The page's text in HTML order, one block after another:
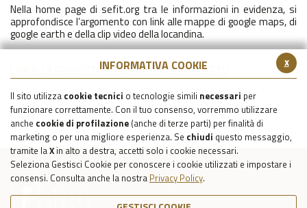
x
INFORMATIVA COOKIE
Il sito utilizza cookie tecnici o tecnologie simili necessari per
funzionare correttamente. Con il tuo consenso, vorremmo utilizzare
anche cookie di profilazione (anche di terze parti) per finalità di
marketing o per una migliore esperienza. Se chiudi questo messaggio,
tramite laX in alto a destra, accetti solo i cookie necessari.
Seleziona Gestisci Cookie per conoscere i cookie utilizzati e impostare i
consensi. Consulta anche la nostra Privacy Policy.
Nella home page di sefit.org tra le informazioni in evidenza, si
approfondisce l’argomento con link alle mappe di google maps, di
google earth e della clip video della locandina.
LINK ALLA PRESENTAZIONE VIDEO DEL PROGETTO